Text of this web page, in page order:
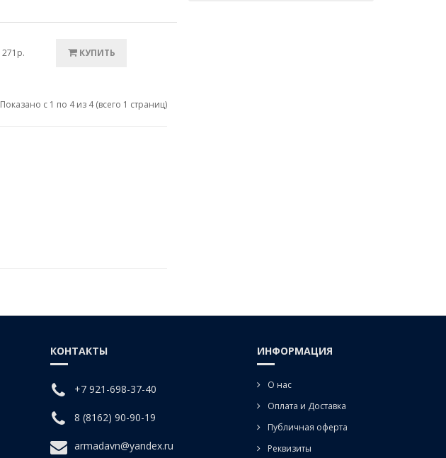
271р. КУПИТЬ
Показано с 1 по 4 из 4 (всего 1 страниц)
КОНТАКТЫ
+7 921-698-37-40
8 (8162) 90-90-19
armadavn@yandex.ru
ИНФОРМАЦИЯ
О нас
Оплата и Доставка
Публичная оферта
Реквизиты